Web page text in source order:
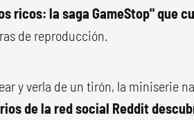
ricos: la saga GameStop" que
de reproducción.
y verla de un tirón, la miniserie
de la red social Reddit